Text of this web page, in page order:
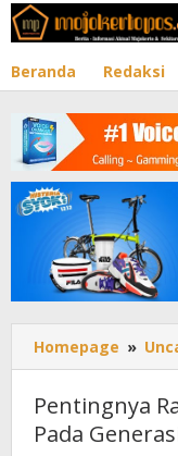
Lewati
ke
Beranda Redaksi
Homepage »
Pentingnya
Pada